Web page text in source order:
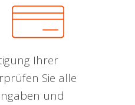
Ihrer
Sie alle
und